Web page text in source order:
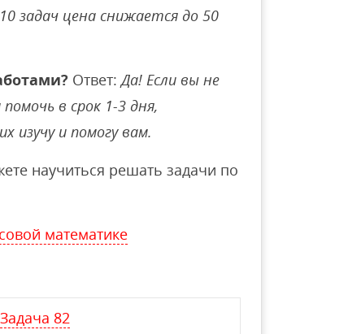
задач цена снижается до 50
Ответ:Да! Если вы не
в срок 1-3 дня,
изучу и помогу вам.
научиться решать задачи по
математике
Задача 82